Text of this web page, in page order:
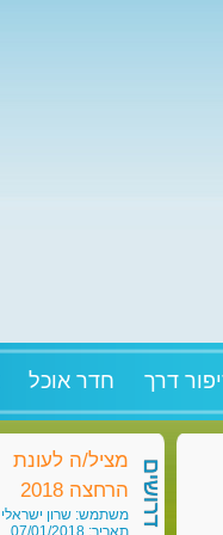
דרך חדר אוכל
מציל/ה לעונת
הרחצה 2018
משתמש: שרון ישראלי
תאריך: 07/01/2018
דרושים